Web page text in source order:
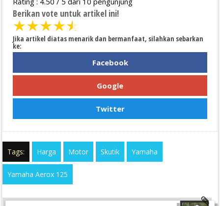
Berikan vote untuk artikel ini!
★★★★★
Jika artikel diatas menarik dan bermanfaat, silahkan sebarkan
ke:
Facebook
Google
Twitter
Tags: Harga Motor Skutik Yamaha
Yamaha Aerox 125